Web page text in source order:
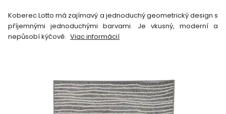
Koberec Lotto má zajímavý a jednoduchý geometrický design s
příjemnými jednoduchými barvami. Je vkusný, moderní a
nepůsobí kýčově. Viac informácií